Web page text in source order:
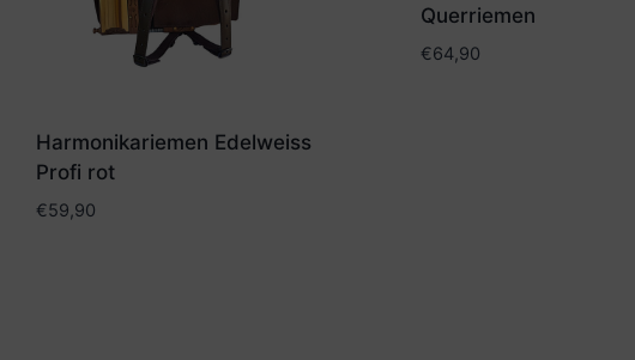
Harmonikariemen Edelweiss
Profi rot
€59,90
Querriemen
€64,90